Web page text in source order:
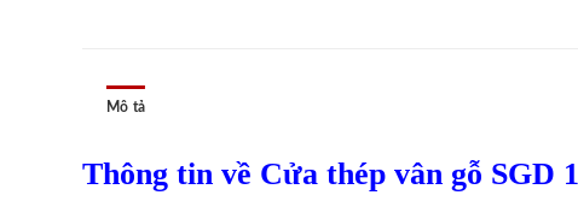
Mô tả
Thông tin về Cửa thép vân gỗ SGD 1